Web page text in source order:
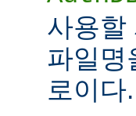
사용할
파일명
로이다.